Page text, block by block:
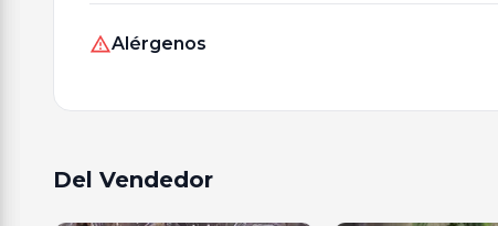
Alérgenos
Del Vendedor